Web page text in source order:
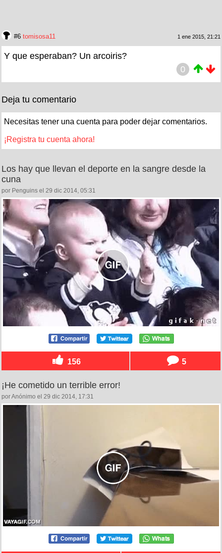
#6 tomisosa11 1 ene 2015, 21:21
Y que esperaban? Un arcoiris?
0
Deja tu comentario
Necesitas tener una cuenta para poder dejar comentarios.
¡Registra tu cuenta ahora!
Los hay que llevan el deporte en la sangre desde la
cuna
por Penguins el 29 dic 2014, 05:31
156 5
¡He cometido un terrible error!
por Anónimo el 29 dic 2014, 17:31